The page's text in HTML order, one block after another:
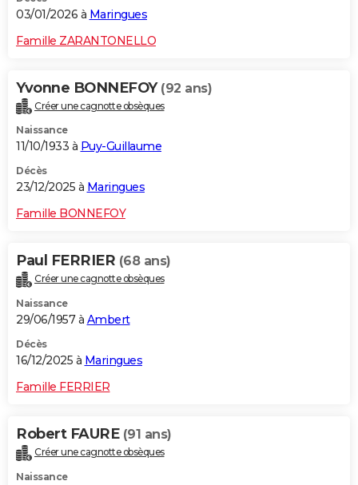
03/01/2026 à Maringues
Famille ZARANTONELLO
Yvonne BONNEFOY (92 ans)
Créer une cagnotte obsèques
Naissance
11/10/1933 à Puy-Guillaume
Décès
23/12/2025 à Maringues
Famille BONNEFOY
Paul FERRIER (68 ans)
Créer une cagnotte obsèques
Naissance
29/06/1957 à Ambert
Décès
16/12/2025 à Maringues
Famille FERRIER
Robert FAURE (91 ans)
Créer une cagnotte obsèques
Naissance